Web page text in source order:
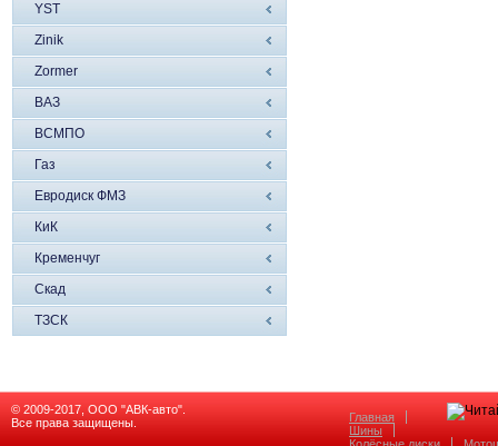
YST
Zinik
Zormer
ВАЗ
ВСМПО
Газ
Евродиск ФМЗ
КиК
Кременчуг
Скад
ТЗСК
© 2009-2017, ООО "АВК-авто".
Все права защищены.
Главная
Шины